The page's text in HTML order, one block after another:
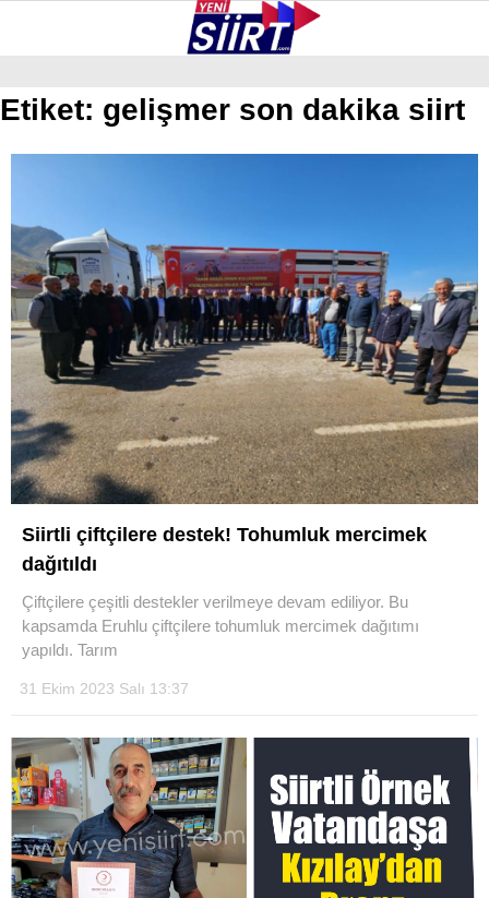
WhatsApp İhbar Hattı
Instagram
Youtube
GALERİ VİDEO YAZARLAR
ERUH
BAYKAN
PERVARI
ŞIRVAN
TILLO
GÜNDEM
NÖBETÇI ECZANELER
Etiket: gelişmer son dakika siirt
Siirtli çiftçilere destek! Tohumluk mercimek
dağıtıldı
Çiftçilere çeşitli destekler verilmeye devam ediliyor. Bu
kapsamda Eruhlu çiftçilere tohumluk mercimek dağıtımı
yapıldı. Tarım
31 Ekim 2023 Salı 13:37